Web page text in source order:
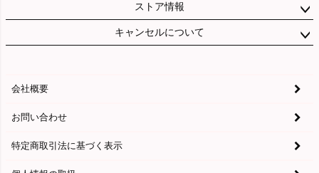
ストア情報
キャンセルについて
会社概要
お問い合わせ
特定商取引法に基づく表示